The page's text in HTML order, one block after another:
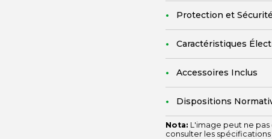
Protection et Sécurité
Caractéristiques
Accessoires Inclus
Dispositions
Nota: L'image peut ne
consulter les